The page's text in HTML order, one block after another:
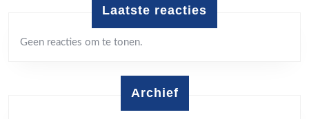
Laatste reacties
Geen reacties om te tonen.
Archief